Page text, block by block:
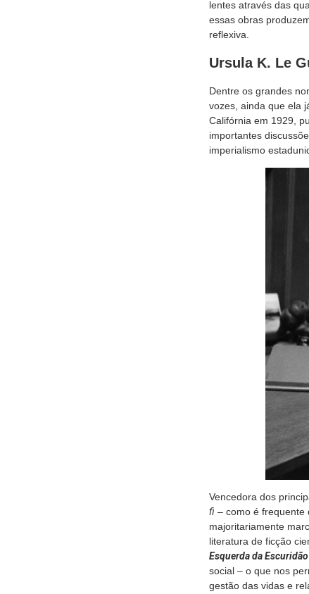
lentes através das
essas obras
reflexiva.
Ursula K. Le
Dentre os grandes
vozes, ainda que ela
Califórnia em 1929,
importantes
imperialismo
Vencedora dos
fi – como é frequente
majoritariamente
literatura de ficção
Esquerda da Escuridão
social – o que nos
gestão das vidas e